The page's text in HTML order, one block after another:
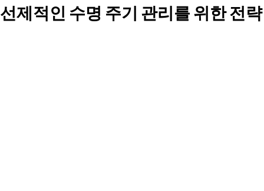
선제적인 수명 주기 관리를 위한 전략